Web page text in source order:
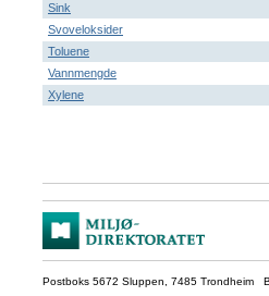
Sink
Svoveloksider
Toluene
Vannmengde
Xylene
Postboks 5672 Sluppen, 7485 Trondheim